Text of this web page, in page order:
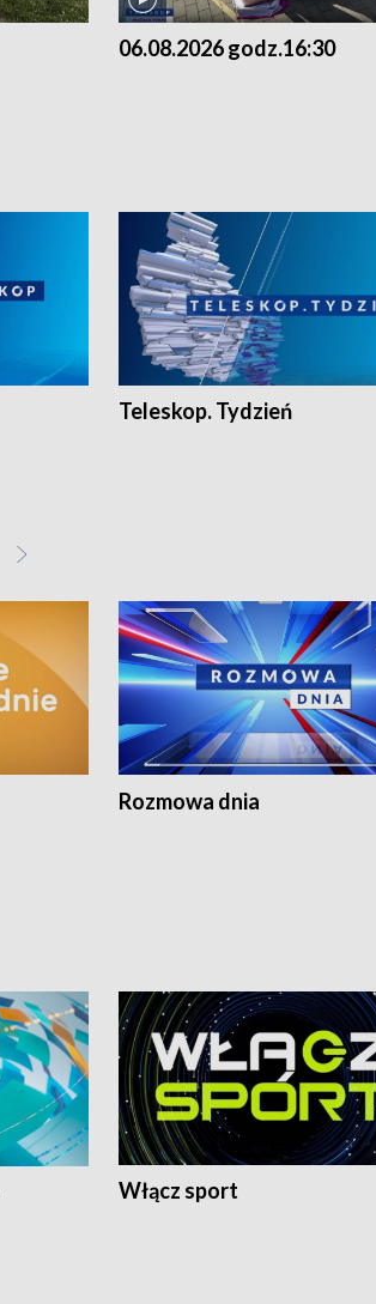
06.08.2026 godz.16:30
Teleskop. Tydzień
Rozmowa dnia
Włącz sport